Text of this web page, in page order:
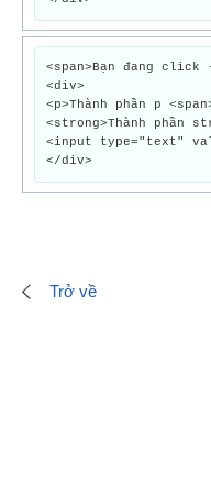
<span>Bạn đang click
<div>
<p>Thành phần p
<strong>Thành phần
<input type="text"
</div>
Trở về